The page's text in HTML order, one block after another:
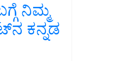
ನಿಮ್ಮ
ಕನ್ನಡ